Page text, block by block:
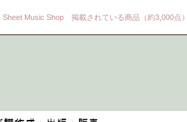
Sheet Music Shop 掲載されている商品（約3,000点